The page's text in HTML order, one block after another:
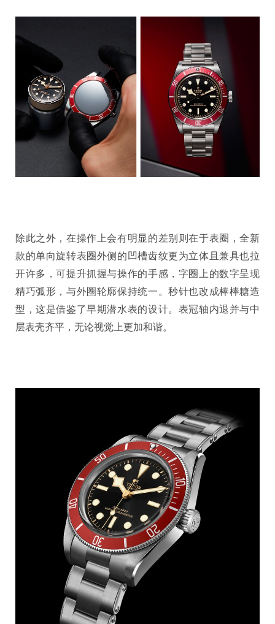
除此之外，在操作上会有明显的差别则在于表圈，全新
款的单向旋转表圈外侧的凹槽齿纹更为立体且兼具也拉
开许多，可提升抓握与操作的手感，字圈上的数字呈现
精巧弧形，与外圈轮廓保持统一。秒针也改成棒棒糖造
型，这是借鉴了早期潜水表的设计。表冠轴内退并与中
层表壳齐平，无论视觉上更加和谐。